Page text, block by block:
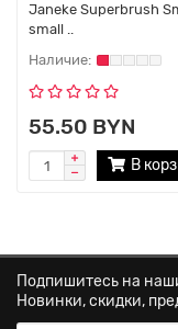
Janeke Superbrush
small ..
55.50 BYN
В
Подпишитесь на
Новинки, скидки,